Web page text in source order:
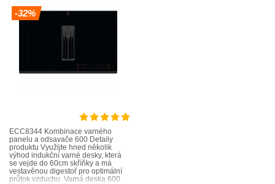
-32%
ECC8344 Kombinace varného
panelu a odsavače 600 Detaily
produktu Využijte hned několik
výhod indukční varné desky, která
se vejde do 60cm skříňky a má
vestavěnou digestoř pro optimální
průtok vzduchu. Varná deska 600